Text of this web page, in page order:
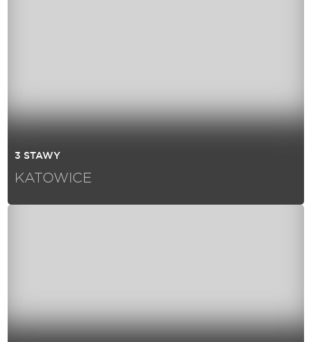
3 STAWY
KATOWICE